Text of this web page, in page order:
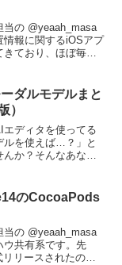
当の @yeaah_masa
情報に関するiOSアプ
ており、ほぼ毎日
のですが、意外と
ダルモデルまと
）
ディタを使ってる
ルを使えば…？」と
か？そんなあなた
のCocoaPods
当の @yeaah_masa
ウ共有系です。先
リリースされたので